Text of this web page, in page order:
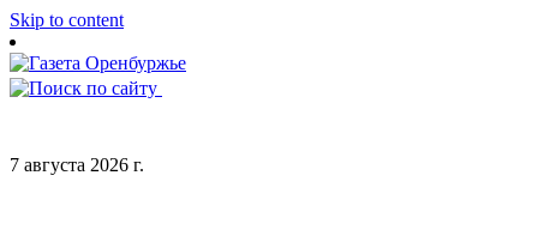
Skip to content
7 августа 2026 г.